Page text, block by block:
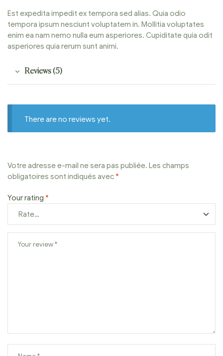
Est expedita impedit ex tempora sed alias. Quia odio
tempora ipsum nesciunt voluptatem in. Mollitia voluptates
enim ea nam nemo nulla eum asperiores. Cupiditate quia odit
asperiores quia rerum sunt animi.
Reviews (5)
There are no reviews yet.
Votre adresse e-mail ne sera pas publiée. Les champs
obligatoires sont indiqués avec *
Your rating *